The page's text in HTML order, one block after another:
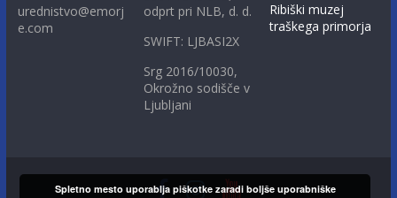
urednistvo@emorj
e.com
odprt pri NLB, d. d.
SWIFT: LJBASI2X
Srg 2016/10030,
Okrožno sodišče v
Ljubljani
Ribiški muzej
traškega primorja
Spletno mesto uporablja piškotke zaradi boljše uporabniške